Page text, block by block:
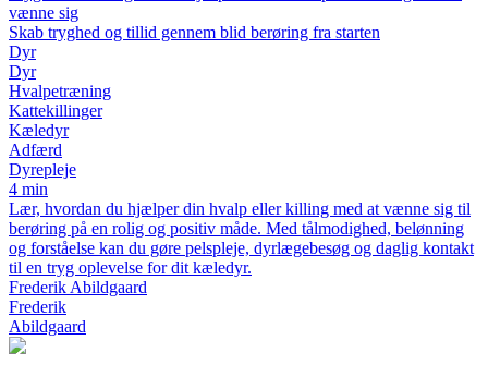
vænne sig
Skab tryghed og tillid gennem blid berøring fra starten
Dyr
Dyr
Hvalpetræning
Kattekillinger
Kæledyr
Adfærd
Dyrepleje
4 min
Lær, hvordan du hjælper din hvalp eller killing med at vænne sig til
berøring på en rolig og positiv måde. Med tålmodighed, belønning
og forståelse kan du gøre pelspleje, dyrlægebesøg og daglig kontakt
til en tryg oplevelse for dit kæledyr.
Frederik Abildgaard
Frederik
Abildgaard